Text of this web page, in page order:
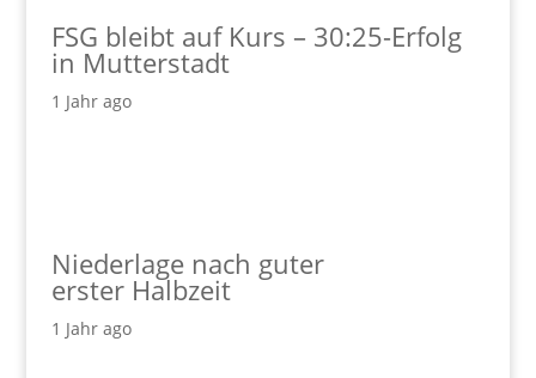
FSG bleibt auf Kurs – 30:25-Erfolg
in Mutterstadt
1 Jahr ago
Niederlage nach guter
erster Halbzeit
1 Jahr ago